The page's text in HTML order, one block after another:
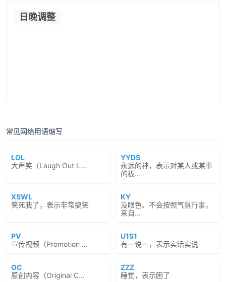
日晚调整
常见网络用语缩写
LOL
大声笑（Laugh Out L...
YYDS
永远的神，表示对某人或某事
的极...
XSWL
笑死我了，表示非常搞笑
KY
没眼色、不会按照气氛行事，
来自...
PV
宣传视频（Promotion ...
U1S1
有一说一，表示实话实说
OC
原创内容（Original C...
ZZZ
睡觉，表示困了